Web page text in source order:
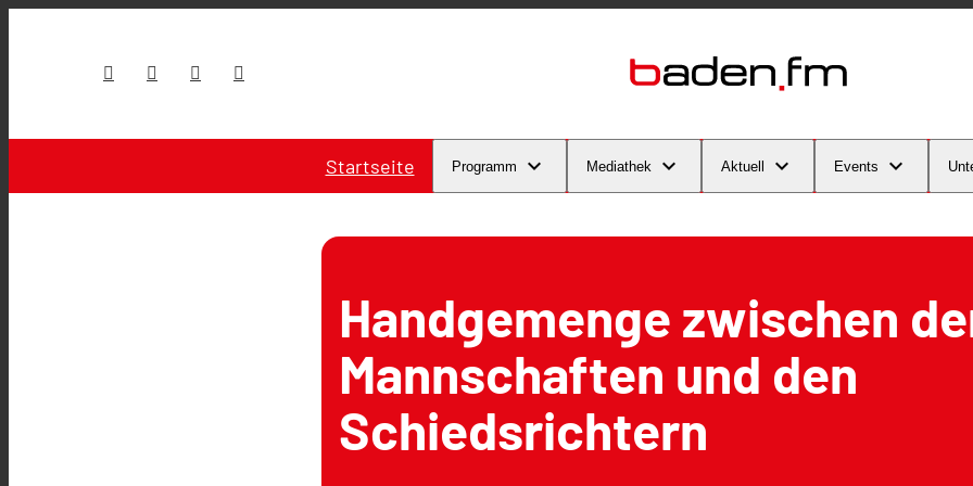
Startseite Programm Mediathek Aktuell Events
Handgemenge zwischen
Mannschaften und den
Schiedsrichtern